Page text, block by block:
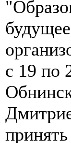
с 19 по